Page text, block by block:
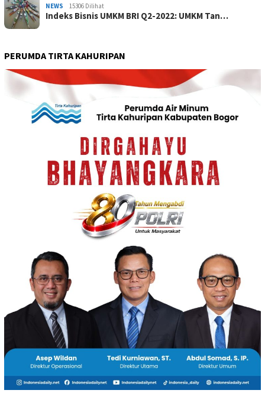
NEWS 15306 Dilihat
Indeks Bisnis UMKM BRI Q2-2022: UMKM Tan…
PERUMDA TIRTA KAHURIPAN